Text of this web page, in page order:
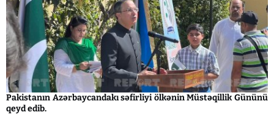
Pakistanın Azərbaycandakı səfirliyi ölkənin Müstəqillik Gününü
qeyd edib.